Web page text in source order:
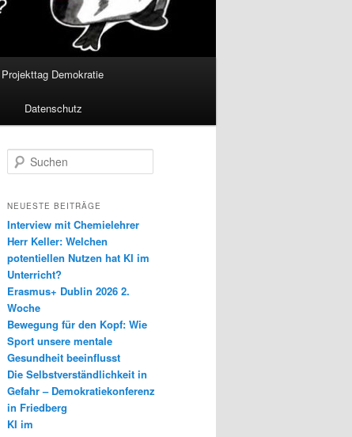
Projekttag Demokratie
Datenschutz
u
h
n
NEUESTE BEITRÄGE
Interview mit Chemielehrer
Herr Keller: Welchen
potentiellen Nutzen hat KI im
Unterricht?
Erasmus+ Dublin 2026 2.
Woche
Bewegung für den Kopf: Wie
Sport unsere mentale
Gesundheit beeinflusst
Die Selbstverständlichkeit in
Gefahr – Demokratiekonferenz
in Friedberg
KI im